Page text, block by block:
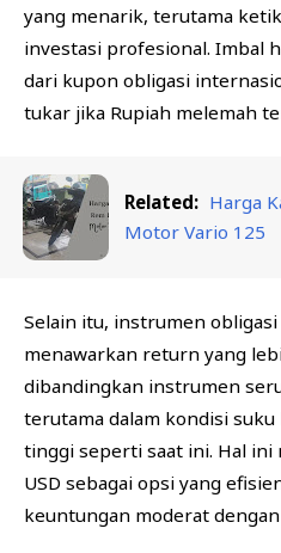
yang menarik, terutama
investasi profesional. Imbal
dari kupon obligasi
tukar jika Rupiah melemah
Related: Harga
Motor Vario 125
Selain itu, instrumen
menawarkan return yang
dibandingkan instrumen
terutama dalam kondisi
tinggi seperti saat ini. Hal ini
USD sebagai opsi yang
keuntungan moderat